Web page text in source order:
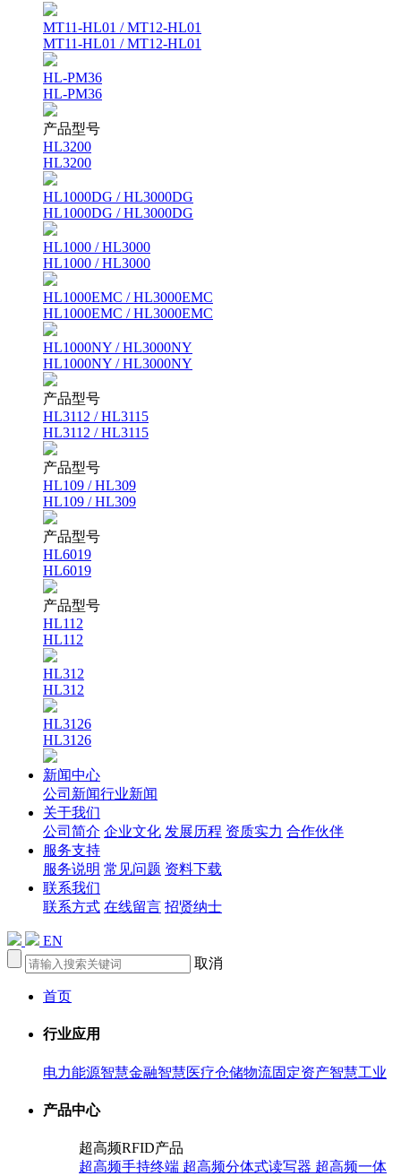
MT11-HL01 / MT12-HL01
MT11-HL01 / MT12-HL01
HL-PM36
HL-PM36
产品型号
HL3200
HL3200
HL1000DG / HL3000DG
HL1000DG / HL3000DG
HL1000 / HL3000
HL1000 / HL3000
HL1000EMC / HL3000EMC
HL1000EMC / HL3000EMC
HL1000NY / HL3000NY
HL1000NY / HL3000NY
产品型号
HL3112 / HL3115
HL3112 / HL3115
产品型号
HL109 / HL309
HL109 / HL309
产品型号
HL6019
HL6019
产品型号
HL112
HL112
HL312
HL312
HL3126
HL3126
新闻中心
公司新闻行业新闻
关于我们
公司简介 企业文化 发展历程 资质实力 合作伙伴
服务支持
服务说明 常见问题 资料下载
联系我们
联系方式 在线留言 招贤纳士
EN
取消
首页
行业应用
电力能源智慧金融智慧医疗仓储物流固定资产智慧工业
产品中心
超高频RFID产品
超高频手持终端 超高频分体式读写器 超高频一体